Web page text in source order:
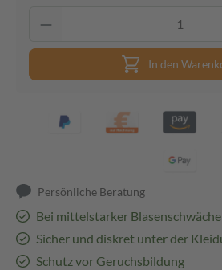
In den
Persönliche Beratung
Bei mittelstarker Blasenschwäche
Sicher und diskret unter der
Schutz vor Geruchsbildung